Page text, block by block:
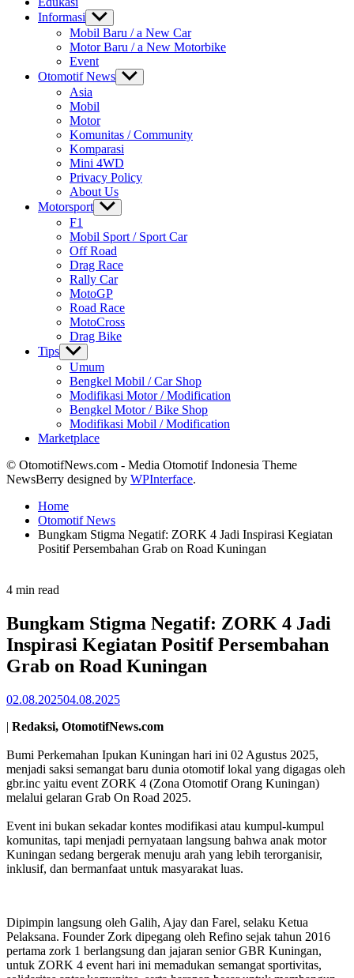
Informasi Show
sub
menu
Mobil Baru / a New Car
Motor Baru / a New Motorbike
Event
Otomotif News Show
sub
Asia
Mobil
Motor
Komunitas / Community
Komparasi
Mini 4WD
Privacy Policy
About Us
Motorsport Show
sub
menu
F1
Mobil Sport / Sport Car
Off Road
Drag Race
Rally Car
MotoGP
Road Race
MotoCross
Drag Bike
Tips Show
sub
menu
Umum
Bengkel Mobil / Car Shop
Modifikasi Motor / Modification
Bengkel Motor / Bike Shop
Modifikasi Mobil / Modification
Marketplace
© OtomotifNews.com - Media Otomotif Indonesia Theme
NewsBerry designed by WPInterface.
Home
Otomotif News
Bungkam Stigma Negatif: ZORK 4 Jadi Inspirasi Kegiatan
Positif Persembahan Grab on Road Kuningan
Estimated
time
4 min read
Bungkam Stigma Negatif: ZORK 4 Jadi
Inspirasi Kegiatan Positif Persembahan
Grab on Road Kuningan
02.08.202504.08.2025
| Redaksi, OtomotifNews.com
Bumi Perkemahan Ipukan Kuningan hari ini 02 Agustus 2025,
menjadi saksi semangat baru dunia otomotif lokal yang digagas oleh
gbr.inc yaitu event ZORK 4 (Zona Otomotif Orang Kuningan)
melalui gelaran Grab On Road 2025.
Event ini bukan sekadar kontes modifikasi atau kumpul-kumpul
komunitas, tapi menjadi pernyataan langsung bahwa anak motor
Kuningan sedang bergerak menuju arah yang lebih terorganisir,
inklusif, dan bermanfaat untuk masyarakat luas.
Dipimpin langsung oleh Galih, Ajay dan Farel, selaku Ketua
Pelaksana. Founder Zork dipegang oleh Refino sejak tahun 2016
pertama zork 1 berlangsung dan jajaran senior GBR Kuningan,
untuk ZORK 4 event hari ini memadukan semangat sportivitas,